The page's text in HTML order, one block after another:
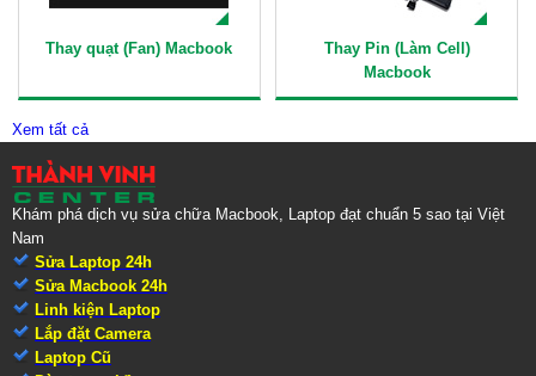
Thay quạt (Fan) Macbook
Thay Pin (Làm Cell)
Macbook
Xem tất cả
Khám phá dịch vụ sửa chữa Macbook, Laptop đạt chuẩn 5 sao tại Việt
Nam
Sửa Laptop 24h
Sửa Macbook 24h
Linh kiện Laptop
Lắp đặt Camera
Laptop Cũ